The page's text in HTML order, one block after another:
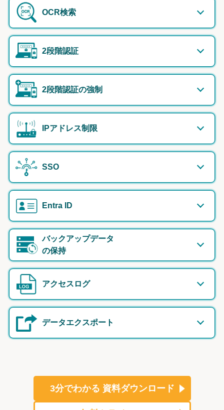
OCR検索
2段階認証
2段階認証の強制
IPアドレス制限
SSO
Entra ID
バックアップデータ
の保持
アクセスログ
データエクスポート
3分でわかる 資料ダウンロード